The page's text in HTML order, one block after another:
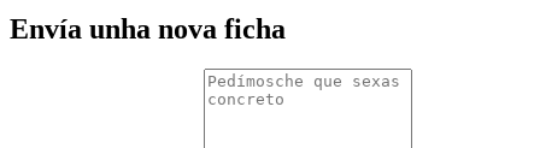
Envía unha nova ficha